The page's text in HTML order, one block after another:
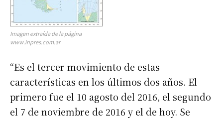
Imagen extraída de la página
www.inpres.com.ar
“Es el tercer movimiento de estas
características en los últimos dos años. El
primero fue el 10 agosto del 2016, el segundo
el 7 de noviembre de 2016 y el de hoy. Se